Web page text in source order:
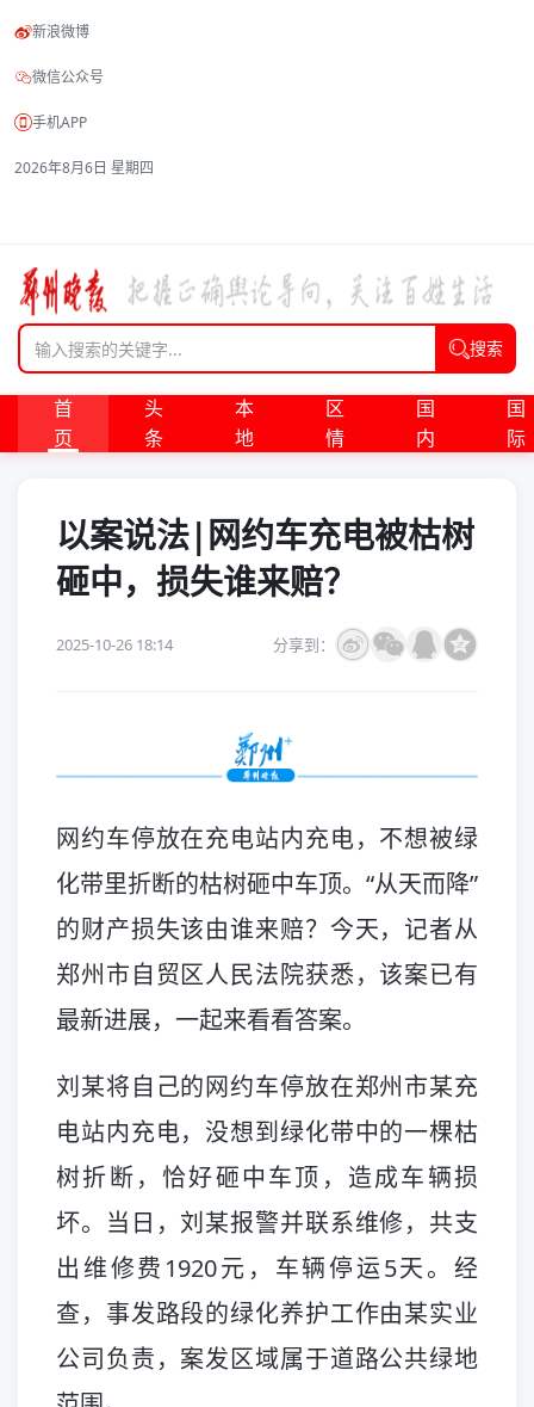
新浪微博
微信公众号
手机APP
2026年8月6日 星期四
搜索
首
页
头
条
本
地
区
情
国
内
国
际
以案说法|网约车充电被枯树
砸中，损失谁来赔？
2025-10-26 18:14 分享到：
网约车停放在充电站内充电，不想被绿
化带里折断的枯树砸中车顶。“从天而降”
的财产损失该由谁来赔？今天，记者从
郑州市自贸区人民法院获悉，该案已有
最新进展，一起来看看答案。
刘某将自己的网约车停放在郑州市某充
电站内充电，没想到绿化带中的一棵枯
树折断，恰好砸中车顶，造成车辆损
坏。当日，刘某报警并联系维修，共支
出维修费1920元，车辆停运5天。经
查，事发路段的绿化养护工作由某实业
公司负责，案发区域属于道路公共绿地